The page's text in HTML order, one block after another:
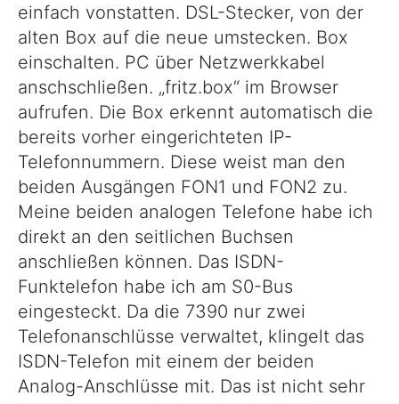
einfach vonstatten. DSL-Stecker, von der
alten Box auf die neue umstecken. Box
einschalten. PC über Netzwerkkabel
anschschließen. „fritz.box“ im Browser
aufrufen. Die Box erkennt automatisch die
bereits vorher eingerichteten IP-
Telefonnummern. Diese weist man den
beiden Ausgängen FON1 und FON2 zu.
Meine beiden analogen Telefone habe ich
direkt an den seitlichen Buchsen
anschließen können. Das ISDN-
Funktelefon habe ich am S0-Bus
eingesteckt. Da die 7390 nur zwei
Telefonanschlüsse verwaltet, klingelt das
ISDN-Telefon mit einem der beiden
Analog-Anschlüsse mit. Das ist nicht sehr